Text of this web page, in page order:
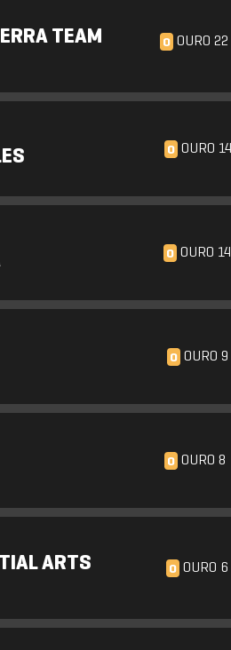
TEAM
O OURO 22
O OURO 14
O OURO 14
O OURO 9
O OURO 8
ARTS
O OURO 6